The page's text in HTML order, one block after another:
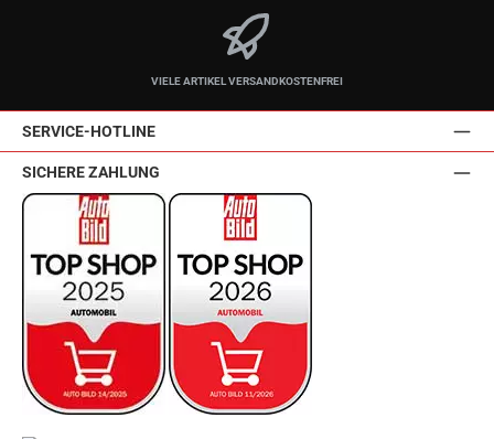
VIELE ARTIKEL VERSANDKOSTENFREI
SERVICE-HOTLINE
SICHERE ZAHLUNG